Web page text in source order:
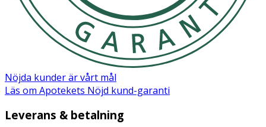
Nöjda kunder är vårt mål
Läs om Apotekets Nöjd kund-garanti
Leverans & betalning